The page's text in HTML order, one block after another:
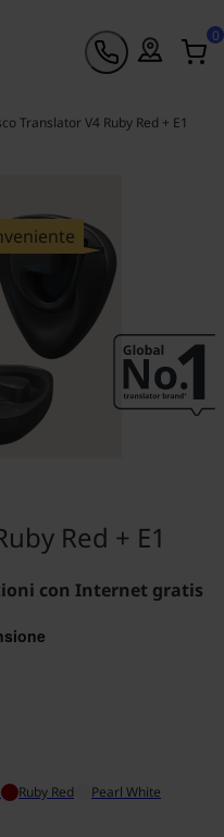
0
Translator V4 Ruby Red + E1
Red + E1
con Internet gratis
Ruby Red Pearl White